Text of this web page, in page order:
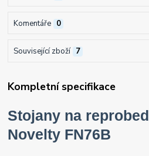
Komentáře 0
Související zboží 7
Kompletní specifikace
Stojany na
Novelty FN76B